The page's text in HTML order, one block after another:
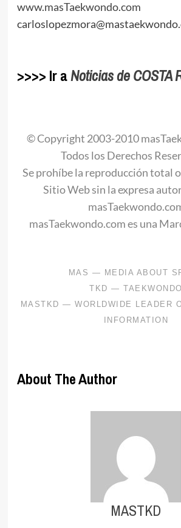
www.masTaekwondo.com
>>>> Ir aNoticias de COSTA
© Copyright 2003-2010
Todos los Derechos
Se prohíbe la reproducción total
Sitio Web sin la expresa
masTaekwondo.com es una
About The Author
MASTKD